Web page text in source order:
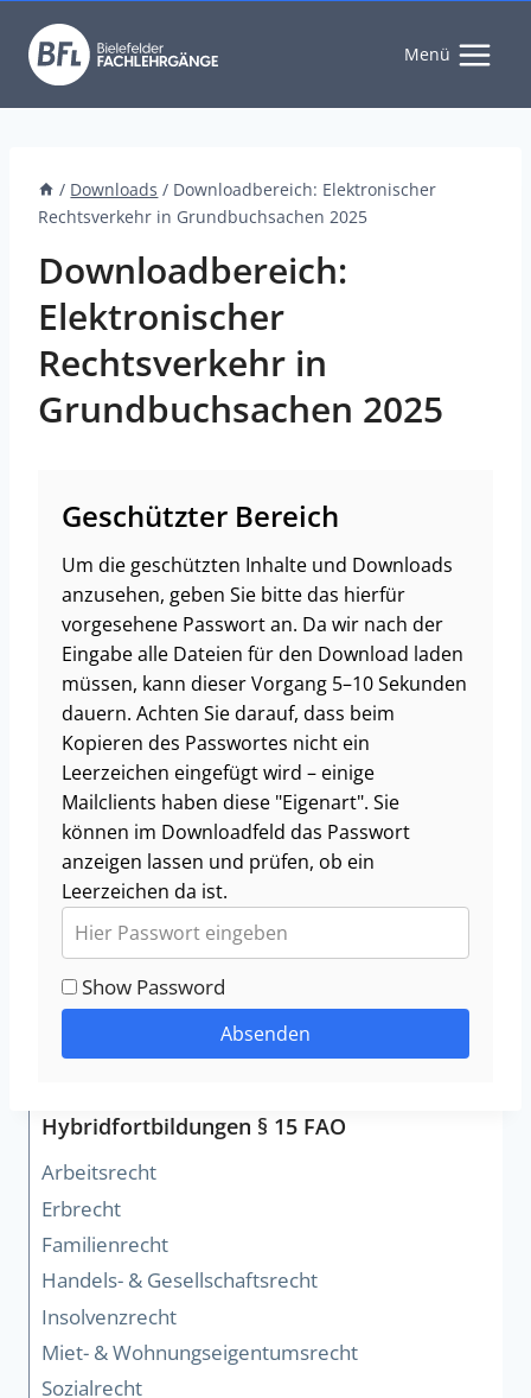
Inhalt
springen
Menü
/ Downloads / Downloadbereich: Elektronischer
Rechtsverkehr in Grundbuchsachen 2025
Downloadbereich:
Elektronischer
Rechtsverkehr in
Grundbuchsachen 2025
Geschützter Bereich
Um die geschützten Inhalte und Downloads
anzusehen, geben Sie bitte das hierfür
vorgesehene Passwort an. Da wir nach der
Eingabe alle Dateien für den Download laden
müssen, kann dieser Vorgang 5–10 Sekunden
dauern. Achten Sie darauf, dass beim
Kopieren des Passwortes nicht ein
Leerzeichen eingefügt wird – einige
Mailclients haben diese "Eigenart". Sie
können im Downloadfeld das Passwort
anzeigen lassen und prüfen, ob ein
Leerzeichen da ist.
Show Password
Absenden
Hybridfortbildungen § 15 FAO
Arbeitsrecht
Erbrecht
Familienrecht
Handels- & Gesellschaftsrecht
Insolvenzrecht
Miet- & Wohnungseigentumsrecht
Sozialrecht